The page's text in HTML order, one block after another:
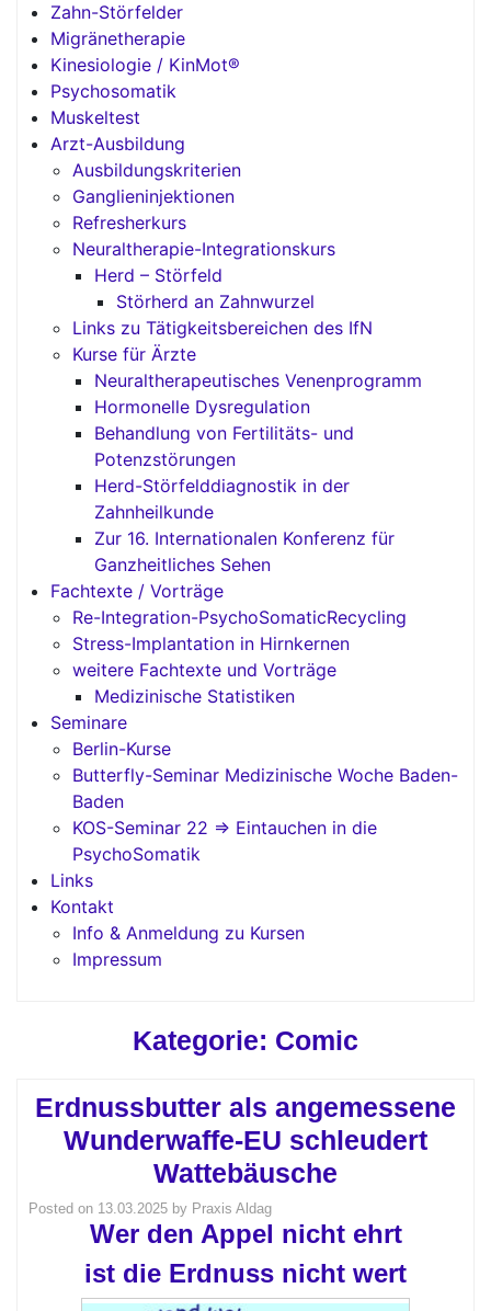
Zahn-Störfelder
Migränetherapie
Kinesiologie / KinMot®
Psychosomatik
Muskeltest
Arzt-Ausbildung
Ausbildungskriterien
Ganglieninjektionen
Refresherkurs
Neuraltherapie-Integrationskurs
Herd – Störfeld
Störherd an Zahnwurzel
Links zu Tätigkeitsbereichen des IfN
Kurse für Ärzte
Neuraltherapeutisches Venenprogramm
Hormonelle Dysregulation
Behandlung von Fertilitäts- und
Potenzstörungen
Herd-Störfelddiagnostik in der
Zahnheilkunde
Zur 16. Internationalen Konferenz für
Ganzheitliches Sehen
Fachtexte / Vorträge
Re-Integration-PsychoSomaticRecycling
Stress-Implantation in Hirnkernen
weitere Fachtexte und Vorträge
Medizinische Statistiken
Seminare
Berlin-Kurse
Butterfly-Seminar Medizinische Woche Baden-
Baden
KOS-Seminar 22 => Eintauchen in die
PsychoSomatik
Links
Kontakt
Info & Anmeldung zu Kursen
Impressum
Kategorie: Comic
Erdnussbutter als angemessene
Wunderwaffe-EU schleudert
Wattebäusche
Posted on 13.03.2025 by Praxis Aldag
Wer den Appel nicht ehrt
ist die Erdnuss nicht wert